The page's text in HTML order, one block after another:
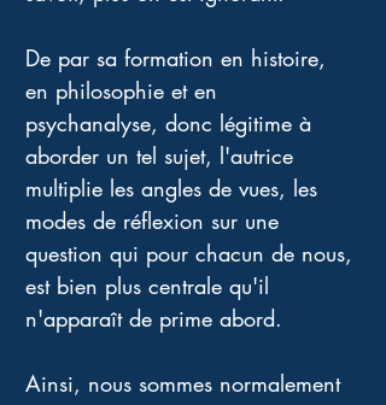
De par sa formation en histoire,
en philosophie et en
psychanalyse, donc légitime à
aborder un tel sujet, l'autrice
multiplie les angles de vues, les
modes de réflexion sur une
question qui pour chacun de nous,
est bien plus centrale qu'il
n'apparaît de prime abord.
Ainsi, nous sommes normalement